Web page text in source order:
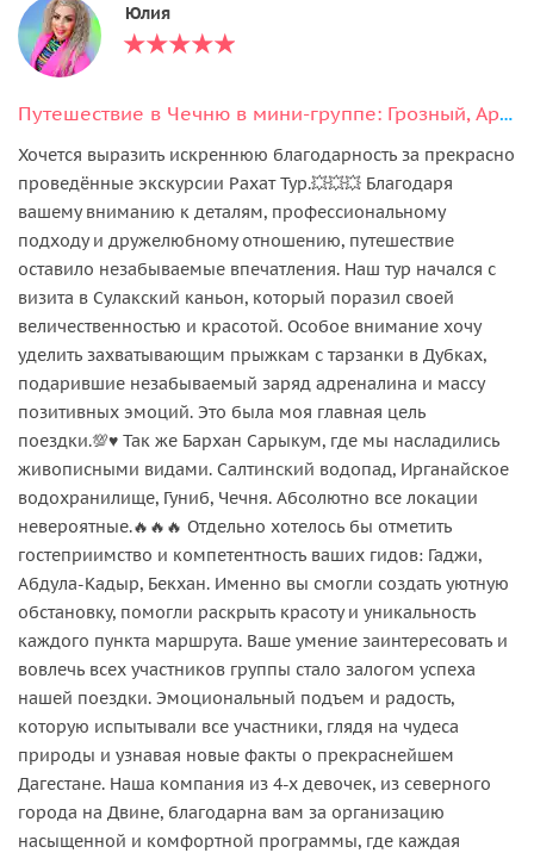
Юлия
Путешествие в Чечню в мини-группе: Грозный, Аргун и Шали
Хочется выразить искреннюю благодарность за прекрасно
проведённые экскурсии Рахат Тур.💥💥💥 Благодаря
вашему вниманию к деталям, профессиональному
подходу и дружелюбному отношению, путешествие
оставило незабываемые впечатления. Наш тур начался с
визита в Сулакский каньон, который поразил своей
величественностью и красотой. Особое внимание хочу
уделить захватывающим прыжкам с тарзанки в Дубках,
подарившие незабываемый заряд адреналина и массу
позитивных эмоций. Это была моя главная цель
поездки.💯♥️ Так же Бархан Сарыкум, где мы насладились
живописными видами. Салтинский водопад, Ирганайское
водохранилище, Гуниб, Чечня. Абсолютно все локации
невероятные.🔥🔥🔥 Отдельно хотелось бы отметить
гостеприимство и компетентность ваших гидов: Гаджи,
Абдула-Кадыр, Бекхан. Именно вы смогли создать уютную
обстановку, помогли раскрыть красоту и уникальность
каждого пункта маршрута. Ваше умение заинтересовать и
вовлечь всех участников группы стало залогом успеха
нашей поездки. Эмоциональный подъем и радость,
которую испытывали все участники, глядя на чудеса
природы и узнавая новые факты о прекраснейшем
Дагестане. Наша компания из 4-х девочек, из северного
города на Двине, благодарна вам за организацию
насыщенной и комфортной программы, где каждая